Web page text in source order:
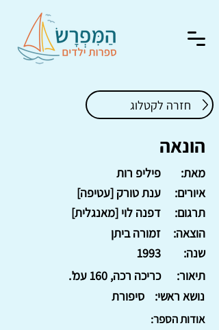
חזרה לקטלוג
הונאה
פיליפ רות
מאת:
ענת טורק [עטיפה]
איורים:
דפנה לוי [מאנגלית]
תרגום:
זמורה ביתן
הוצאה:
1993
שנה:
כריכה רכה, 160 עמ'.
תיאור:
סיפורת
נושא ראשי:
אודות הספר: